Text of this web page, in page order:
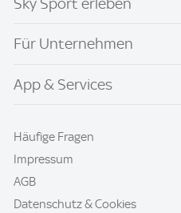
Für Unternehmen
App & Services
Häufige Fragen
Impressum
AGB
Datenschutz & Cookies